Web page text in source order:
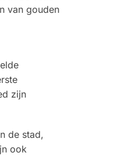
van gouden
zijn
de stad,
ook